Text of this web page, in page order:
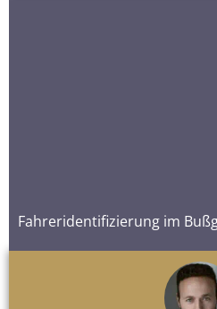
Fahreridentifizierung im